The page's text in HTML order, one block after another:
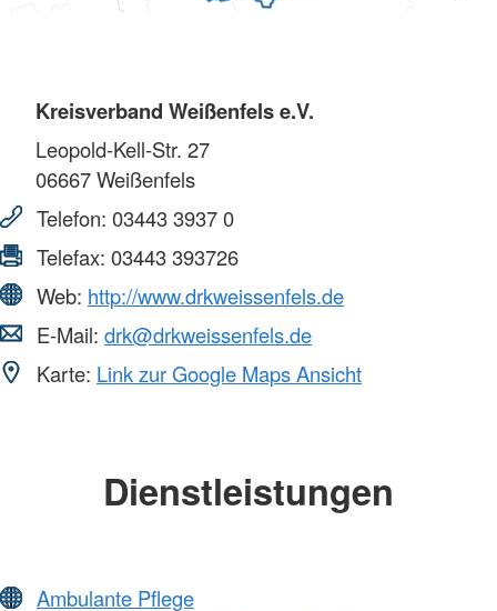
Kreisverband Weißenfels e.V.
Leopold-Kell-Str. 27
06667Weißenfels
Telefon: 03443 3937 0
Telefax: 03443 393726
Web: http://www.drkweissenfels.de
E-Mail: drk@drkweissenfels.de
Karte: Link zur Google Maps Ansicht
Dienstleistungen
Ambulante Pflege